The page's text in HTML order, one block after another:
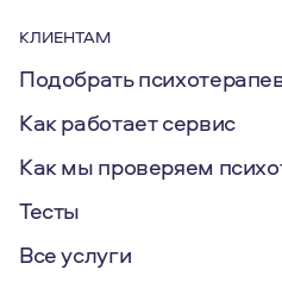
КЛИЕНТАМ
Подобрать
Как работает сервис
Как мы проверяем
Тесты
Все услуги